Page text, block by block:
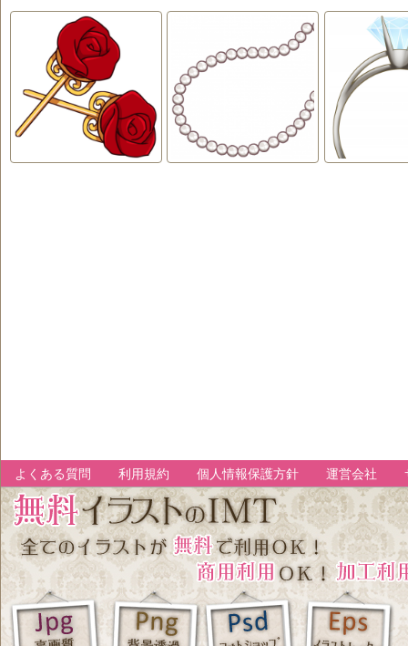
よくある質問 利用規約 個人情報保護方針 運営会社